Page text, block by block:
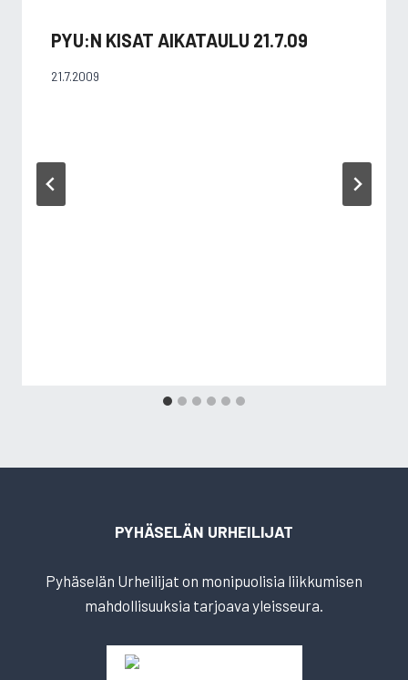
PYU:N KISAT AIKATAULU 21.7.09
21.7.2009
PYHÄSELÄN URHEILIJAT
Pyhäselän Urheilijat on monipuolisia liikkumisen
mahdollisuuksia tarjoava yleisseura.